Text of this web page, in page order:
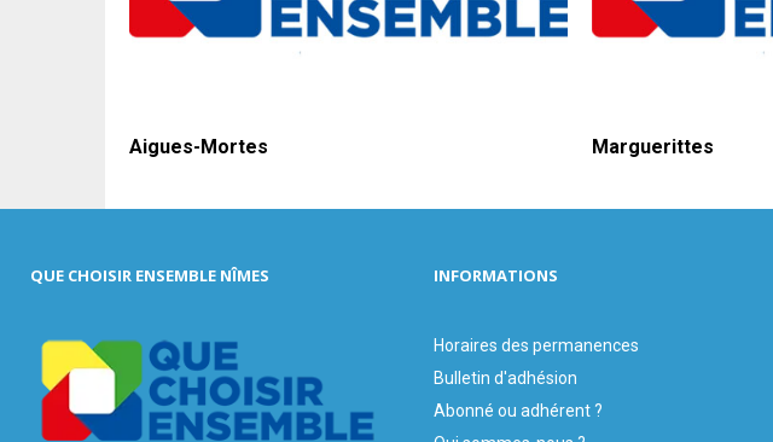
Aigues-Mortes Marguerittes
QUE CHOISIR ENSEMBLE NÎMES INFORMATIONS
Horaires des permanences
Bulletin d'adhésion
Abonné ou adhérent ?